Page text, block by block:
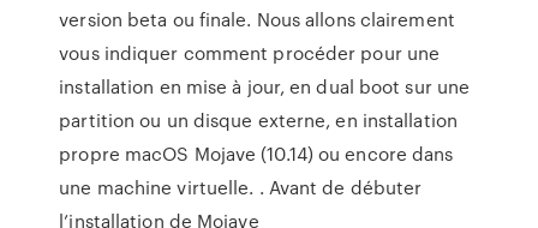
version beta ou finale. Nous allons clairement
vous indiquer comment procéder pour une
installation en mise à jour, en dual boot sur une
partition ou un disque externe, en installation
propre macOS Mojave (10.14) ou encore dans
une machine virtuelle. . Avant de débuter
l’installation de Mojave